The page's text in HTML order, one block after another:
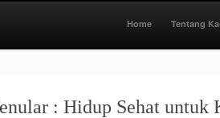
Home Tentang
: Hidup Sehat untuk